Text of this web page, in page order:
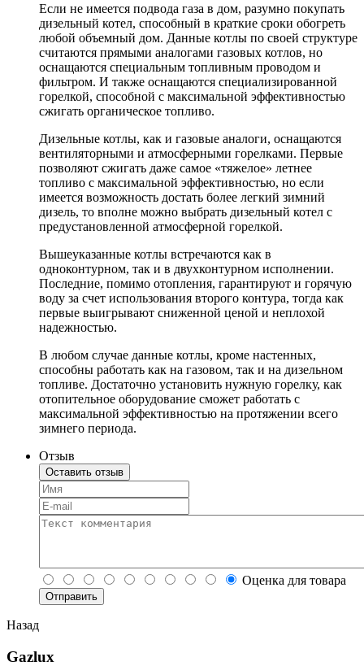
Если не имеется подвода газа в дом, разумно покупать
дизельный котел, способный в краткие сроки обогреть
любой объемный дом. Данные котлы по своей структуре
считаются прямыми аналогами газовых котлов, но
оснащаются специальным топливным проводом и
фильтром. И также оснащаются специализированной
горелкой, способной с максимальной эффективностью
сжигать органическое топливо.
Дизельные котлы, как и газовые аналоги, оснащаются
вентиляторными и атмосферными горелками. Первые
позволяют сжигать даже самое «тяжелое» летнее
топливо с максимальной эффективностью, но если
имеется возможность достать более легкий зимний
дизель, то вполне можно выбрать дизельный котел с
предустановленной атмосферной горелкой.
Вышеуказанные котлы встречаются как в
одноконтурном, так и в двухконтурном исполнении.
Последние, помимо отопления, гарантируют и горячую
воду за счет использования второго контура, тогда как
первые выигрывают сниженной ценой и неплохой
надежностью.
В любом случае данные котлы, кроме настенных,
способны работать как на газовом, так и на дизельном
топливе. Достаточно установить нужную горелку, как
отопительное оборудование сможет работать с
максимальной эффективностью на протяжении всего
зимнего периода.
Отзыв
Оставить отзыв
Оценка для товара
Назад
Gazlux